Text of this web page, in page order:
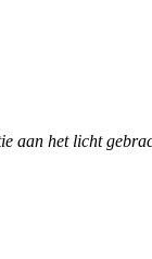
aan het licht